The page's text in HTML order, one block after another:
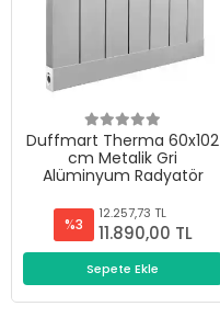
Duffmart Therma 60x102
cm Metalik Gri
Alüminyum Radyatör
%3
12.257,73 TL
11.890,00 TL
Sepete Ekle